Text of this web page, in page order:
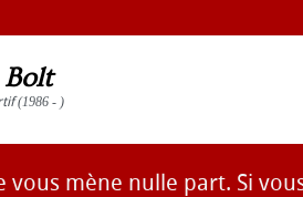
(1986 - )
vous mène nulle part. Si